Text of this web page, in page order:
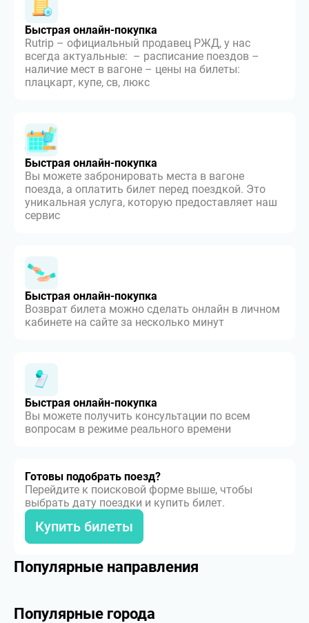
Быстрая онлайн-покупка
Rutrip – официальный продавец РЖД, у нас
всегда актуальные: – расписание поездов –
наличие мест в вагоне – цены на билеты:
плацкарт, купе, св, люкс
Быстрая онлайн-покупка
Вы можете забронировать места в вагоне
поезда, а оплатить билет перед поездкой. Это
уникальная услуга, которую предоставляет наш
сервис
Быстрая онлайн-покупка
Возврат билета можно сделать онлайн в личном
кабинете на сайте за несколько минут
Быстрая онлайн-покупка
Вы можете получить консультации по всем
вопросам в режиме реального времени
Готовы подобрать поезд?
Перейдите к поисковой форме выше, чтобы
выбрать дату поездки и купить билет.
Купить билеты
Популярные направления
Популярные города